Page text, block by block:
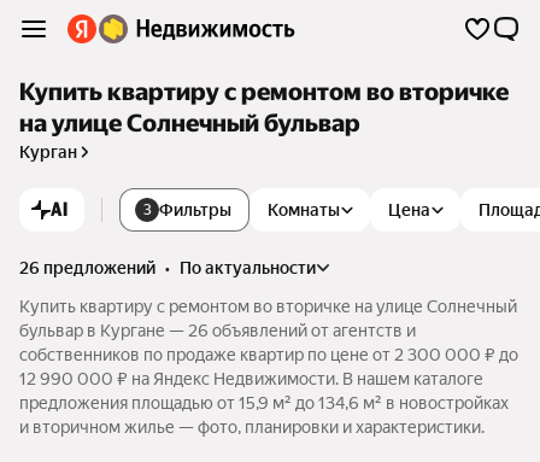
Купить квартиру с ремонтом во вторичке
на улице Солнечный бульвар
Курган
AI 3 Фильтры Комнаты Цена
26 предложений •
по актуальности
Купить квартиру с ремонтом во вторичке на улице Солнечный
бульвар в Кургане — 26 объявлений от агентств и
собственников по продаже квартир по цене от 2 300 000 ₽ до
12 990 000 ₽ на Яндекс Недвижимости. В нашем каталоге
предложения площадью от 15,9 м² до 134,6 м² в новостройках
и вторичном жилье — фото, планировки и характеристики.